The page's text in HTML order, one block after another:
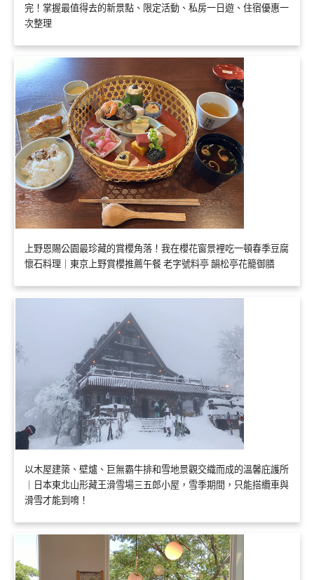
完！掌握最值得去的新景點、限定活動、私房一日遊、住宿優惠一
次整理
上野恩賜公園最珍藏的賞櫻角落！我在櫻花窗景裡吃一頓春季豆腐
懷石料理｜東京上野賞櫻推薦午餐 老字號料亭 韻松亭花籠御膳
以木屋建築、壁爐、巨無霸牛排和雪地景觀交織而成的溫馨庇護所
｜日本東北山形藏王滑雪場三五郎小屋，雪季期間，只能搭纜車與
滑雪才能到唷！